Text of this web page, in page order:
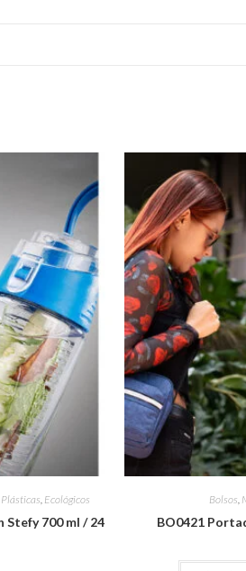
, Ecológicos
Stefy 700 ml / 24
Bolsos,
BO0421